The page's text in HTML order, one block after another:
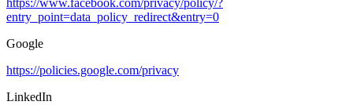
https://www.facebook.com/privacy/policy/?
entry_point=data_policy_redirect&entry=0
Google
https://policies.google.com/privacy
LinkedIn